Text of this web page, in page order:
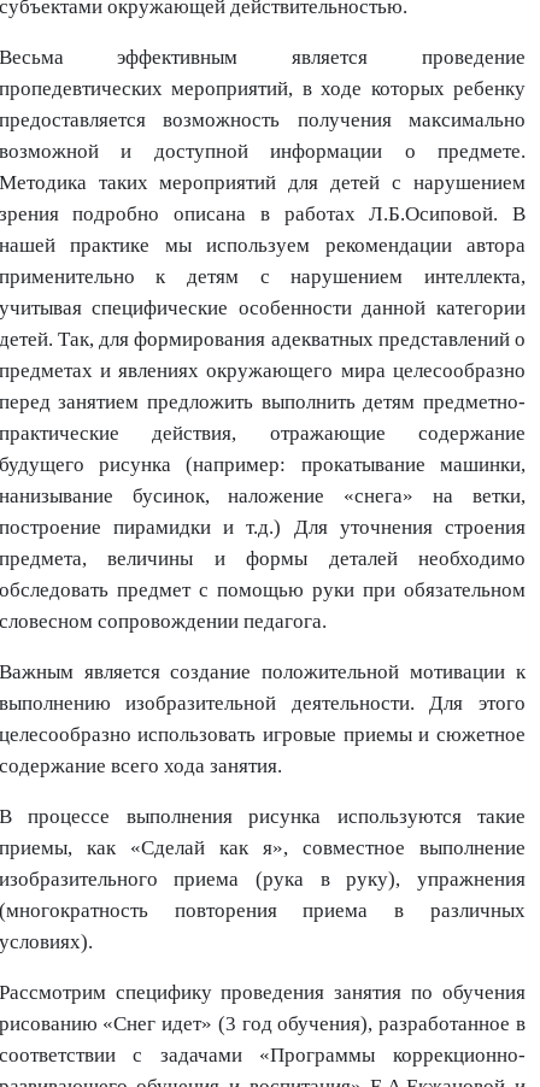
окружающей действительностью.
эффективным является проведение
мероприятий, в ходе которых ребенку
возможность получения максимально
и доступной информации о предмете.
таких мероприятий для детей с нарушением
подробно описана в работах Л.Б.Осиповой. В
практике мы используем рекомендации автора
к детям с нарушением интеллекта,
специфические особенности данной категории
Так, для формирования адекватных представлений о
и явлениях окружающего мира целесообразно
занятием предложить выполнить детям предметно-
действия, отражающие содержание
рисунка (например: прокатывание машинки,
бусинок, наложение «снега» на ветки,
пирамидки и т.д.) Для уточнения строения
величины и формы деталей необходимо
предмет с помощью руки при обязательном
сопровождении педагога.
является создание положительной мотивации к
изобразительной деятельности. Для этого
использовать игровые приемы и сюжетное
всего хода занятия.
процессе выполнения рисунка используются такие
как «Сделай как я», совместное выполнение
приема (рука в руку), упражнения
повторения приема в различных
специфику проведения занятия по обучения
«Снег идет» (3 год обучения), разработанное в
с задачами «Программы коррекционно-